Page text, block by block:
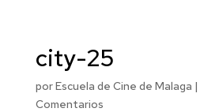
city-25
porEscuela de Cine de Malaga |
Comentarios